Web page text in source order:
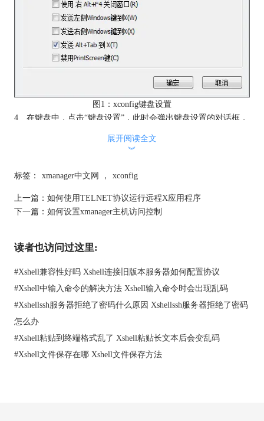
图1：xconfig键盘设置
4、在键盘中，点击“键盘设置”，此时会弹出键盘设置的对话框，
图2：xconfig添加键盘文件
5、点击“键盘列表”中的添加，添加键盘对话框便会弹出来
7.点击确定
以上就是Xconfig如何为键盘列表添加键盘文件的设置。更多精彩
展开阅读全文
︾
标签： xmanager中文网 ， xconfig
上一篇： 如何使用TELNET协议运行远程X应用程序
下一篇： 如何设置xmanager主机访问控制
读者也访问过这里:
#Xshell兼容性好吗 Xshell连接旧版本服务器如何配置协议
#Xshell中输入命令的解决方法 Xshell输入命令时会出现乱码
#Xshellssh服务器拒绝了密码什么原因 Xshellssh服务器拒绝了密码
怎么办
#Xshell粘贴到终端格式乱了 Xshell粘贴长文本后会变乱码
#Xshell文件保存在哪 Xshell文件保存方法